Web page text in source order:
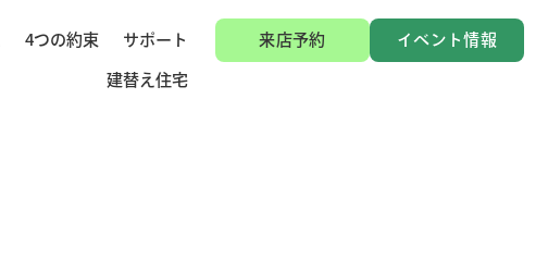
4つの約束 サポート
建替え住宅
来店予約 イベント情報